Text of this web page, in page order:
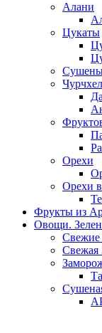
Алани
Цукаты
Орехи
Орехи
Фрукты из
Овощи.
Свежая